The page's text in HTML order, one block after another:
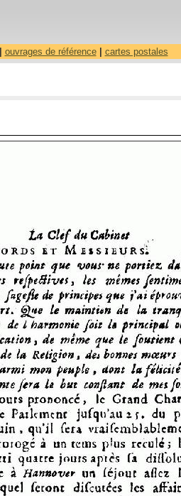
ouvrages de référence| cartes postales